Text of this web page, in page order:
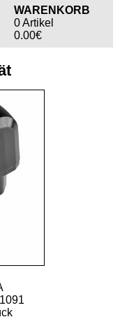
WARENKORB
0 Artikel
0.00€